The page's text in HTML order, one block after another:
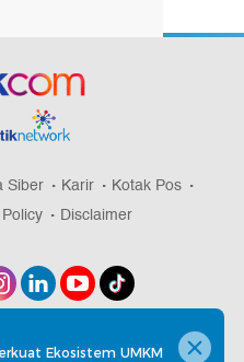
Siber Karir
Kotak Pos
Disclaimer
detikcom
Ekosistem UMKM